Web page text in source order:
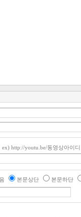
ex) http://youtu.be/동영상아이
본문상단 본문하단